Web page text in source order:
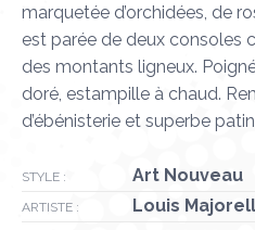
marquetée d’orchidées, de
est parée de deux consoles
des montants ligneux.
doré, estampille à chaud.
d’ébénisterie et superbe
STYLE : Art Nouveau
ARTISTE : Louis